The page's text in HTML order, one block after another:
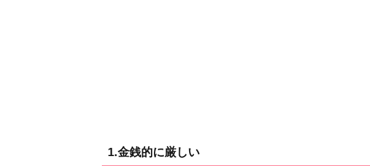
わ
1.金銭的に厳しい